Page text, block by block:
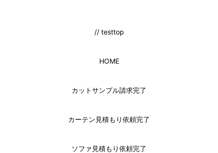
// testtop
HOME
カットサンプル請求完了
カーテン見積もり依頼完了
ソファ見積もり依頼完了